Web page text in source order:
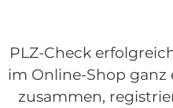
PLZ-Check
im Online-Shop ganz
zusammen,